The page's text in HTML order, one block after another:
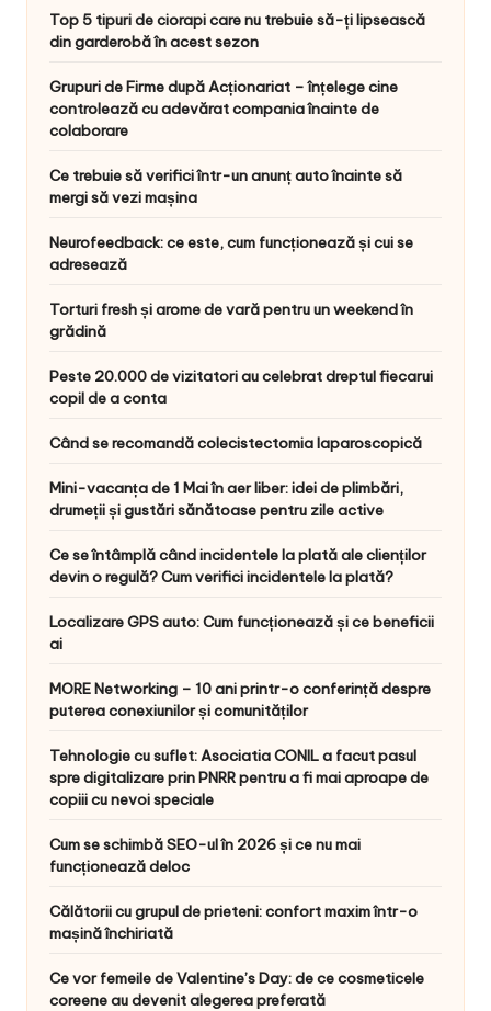
Top 5 tipuri de ciorapi care nu trebuie să-ți lipsească
din garderobă în acest sezon
Grupuri de Firme după Acționariat – înțelege cine
controlează cu adevărat compania înainte de
colaborare
Ce trebuie să verifici într-un anunț auto înainte să
mergi să vezi mașina
Neurofeedback: ce este, cum funcționează și cui se
adresează
Torturi fresh și arome de vară pentru un weekend în
grădină
Peste 20.000 de vizitatori au celebrat dreptul fiecarui
copil de a conta
Când se recomandă colecistectomia laparoscopică
Mini-vacanța de 1 Mai în aer liber: idei de plimbări,
drumeții și gustări sănătoase pentru zile active
Ce se întâmplă când incidentele la plată ale clienților
devin o regulă? Cum verifici incidentele la plată?
Localizare GPS auto: Cum funcționează și ce beneficii
ai
MORE Networking – 10 ani printr-o conferință despre
puterea conexiunilor și comunităților
Tehnologie cu suflet: Asociatia CONIL a facut pasul
spre digitalizare prin PNRR pentru a fi mai aproape de
copiii cu nevoi speciale
Cum se schimbă SEO-ul în 2026 și ce nu mai
funcționează deloc
Călătorii cu grupul de prieteni: confort maxim într-o
mașină închiriată
Ce vor femeile de Valentine’s Day: de ce cosmeticele
coreene au devenit alegerea preferată